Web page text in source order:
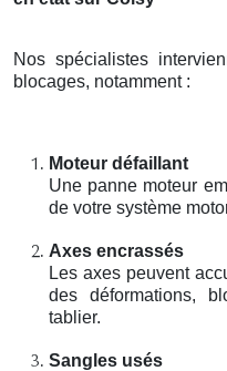
Nos spécialistes
blocages, notamment :
Moteur défaillant
Une panne moteur
de votre système
Axes encrassés
Les axes peuvent
des déformations,
tablier.
Sangles usés